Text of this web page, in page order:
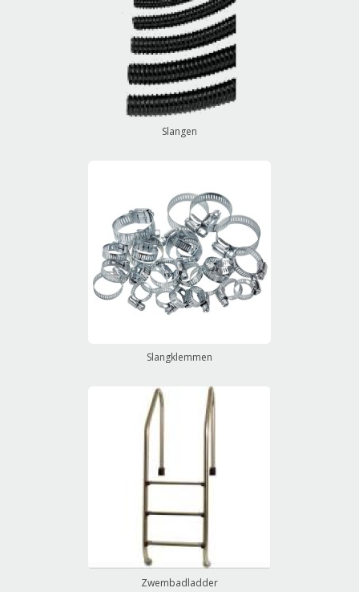
Slangen
Slangklemmen
Zwembadladder